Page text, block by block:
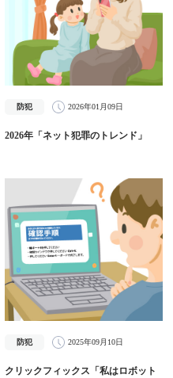
防犯 2026年01月09日
2026年「ネット犯罪のトレンド」
防犯 2025年09月10日
クリックフィックス「私はロボット